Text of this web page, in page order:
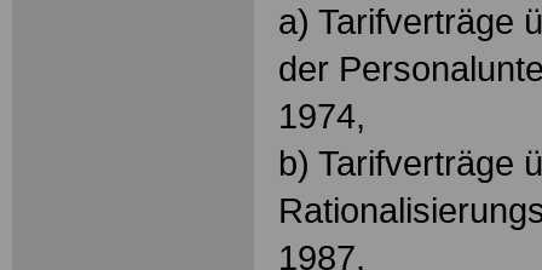
a) Tarifverträge
der
1974,
b) Tarifverträge
1987,